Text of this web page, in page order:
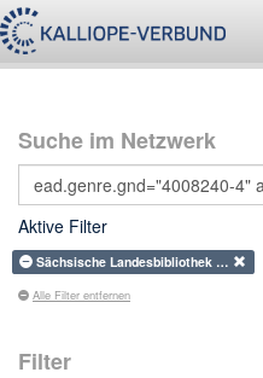
Suche im Netzwerk
Aktive Filter
Sächsische Landesbibliothek …
Alle Filter entfernen
Filter